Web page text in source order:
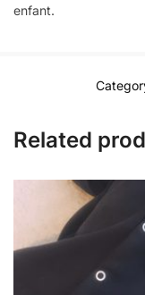
enfant.
Related